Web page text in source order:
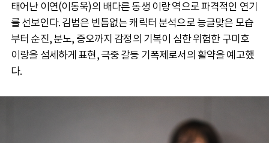
태어난 이연(이동욱)의 배다른 동생 이랑 역으로 파격적인 연기
를 선보인다. 김범은 빈틈없는 캐릭터 분석으로 능글맞은 모습
부터 순진, 분노, 증오까지 감정의 기복이 심한 위험한 구미호
이랑을 섬세하게 표현, 극중 갈등 기폭제로서의 활약을 예고했
다.